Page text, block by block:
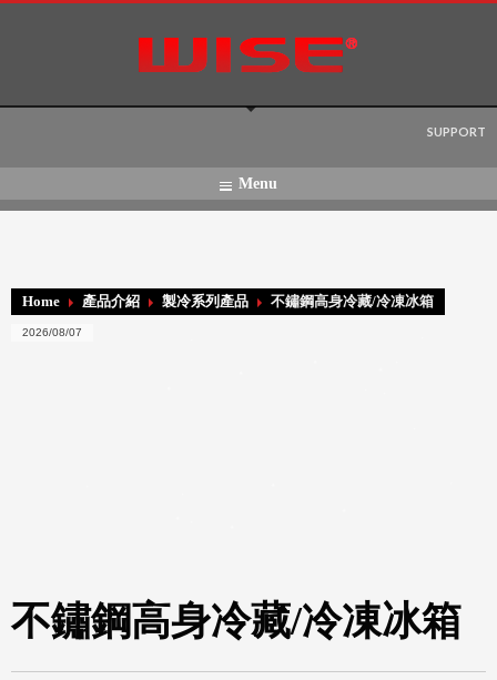
SUPPORT
Menu
Home 產品介紹 製冷系列產品 不鏽鋼高身冷藏/冷凍冰箱
2026/08/07
不鏽鋼高身冷藏/冷凍冰箱